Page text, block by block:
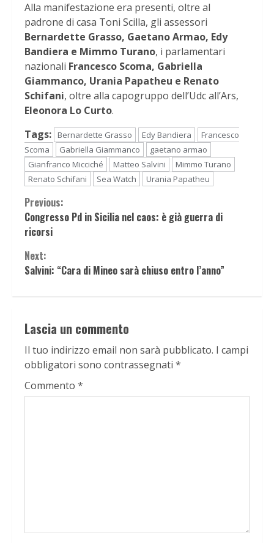
Alla manifestazione era presenti, oltre al
padrone di casa Toni Scilla, gli assessori
Bernardette Grasso, Gaetano Armao, Edy
Bandiera e Mimmo Turano, i parlamentari
nazionali Francesco Scoma, Gabriella
Giammanco, Urania Papatheu e Renato
Schifani, oltre alla capogruppo dell’Udc all’Ars,
Eleonora Lo Curto.
Tags:
Bernardette Grasso Edy Bandiera
Francesco
Scoma
Gabriella Giammanco
gaetano armao
Gianfranco Micciché
Matteo Salvini
Mimmo Turano
Renato Schifani
Sea Watch Urania Papatheu
Continue
Reading
Previous:
Congresso Pd in Sicilia nel caos: è già guerra di
ricorsi
Next:
Salvini: “Cara di Mineo sarà chiuso entro l’anno”
Lascia un commento
Il tuo indirizzo email non sarà pubblicato. I campi
obbligatori sono contrassegnati *
Commento *